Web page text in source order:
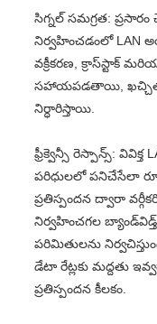
సిగ్నల్ సమగ్రత:
నిర్వహించడంలో LAN
వక్రీకరణ, క్రాస్‌స్టాక్
సహాయపడతాయి,
నిర్ధారిస్తాయి.
ఫ్రీక్వెన్సీ రెస్పాన్స్: వివిక్త
పరిధులలో పనిచేసేలా
ప్రతిస్పందన ద్వారా
నిర్వహించగల
పరిమితులను
డేటా రేట్లకు మద్దతు
ప్రతిస్పందన కీలకం.